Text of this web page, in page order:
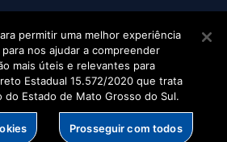
permitir uma melhor experiência
nos ajudar a compreender
mais úteis e relevantes para
Estadual 15.572/2020 que trata
do Estado de Mato Grosso do Sul.
Prosseguir com todos